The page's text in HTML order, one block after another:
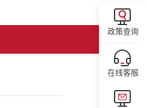
政策查询
在线客服